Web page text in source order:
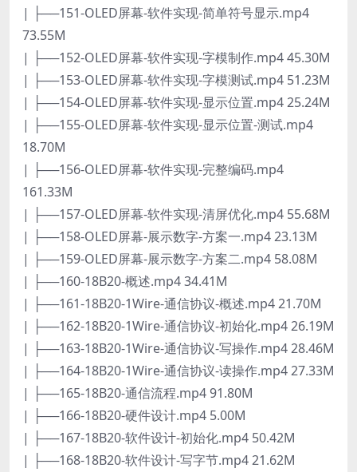
| ├──151-OLED屏幕-软件实现-简单符号显示.mp4
73.55M
| ├──152-OLED屏幕-软件实现-字模制作.mp4 45.30M
| ├──153-OLED屏幕-软件实现-字模测试.mp4 51.23M
| ├──154-OLED屏幕-软件实现-显示位置.mp4 25.24M
| ├──155-OLED屏幕-软件实现-显示位置-测试.mp4
18.70M
| ├──156-OLED屏幕-软件实现-完整编码.mp4
161.33M
| ├──157-OLED屏幕-软件实现-清屏优化.mp4 55.68M
| ├──158-OLED屏幕-展示数字-方案一.mp4 23.13M
| ├──159-OLED屏幕-展示数字-方案二.mp4 58.08M
| ├──160-18B20-概述.mp4 34.41M
| ├──161-18B20-1Wire-通信协议-概述.mp4 21.70M
| ├──162-18B20-1Wire-通信协议-初始化.mp4 26.19M
| ├──163-18B20-1Wire-通信协议-写操作.mp4 28.46M
| ├──164-18B20-1Wire-通信协议-读操作.mp4 27.33M
| ├──165-18B20-通信流程.mp4 91.80M
| ├──166-18B20-硬件设计.mp4 5.00M
| ├──167-18B20-软件设计-初始化.mp4 50.42M
| ├──168-18B20-软件设计-写字节.mp4 21.62M